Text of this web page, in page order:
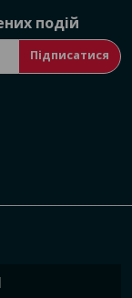
подій
Підписатися